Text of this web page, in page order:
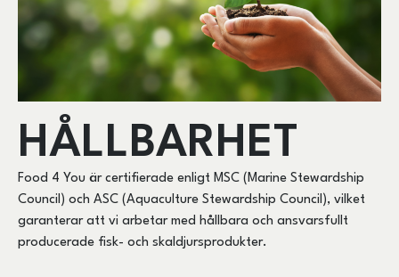
HÅLLBARHET
Food 4 You är certifierade enligt MSC (Marine Stewardship
Council) och ASC (Aquaculture Stewardship Council), vilket
garanterar att vi arbetar med hållbara och ansvarsfullt
producerade fisk- och skaldjursprodukter.